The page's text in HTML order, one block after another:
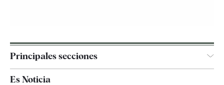
Principales secciones
Es Noticia